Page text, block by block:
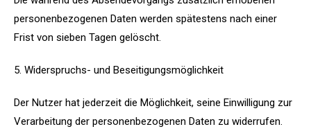
personenbezogenen Daten werden spätestens nach einer
Frist von sieben Tagen gelöscht.
5. Widerspruchs- und Beseitigungsmöglichkeit
Der Nutzer hat jederzeit die Möglichkeit, seine Einwilligung zur
Verarbeitung der personenbezogenen Daten zu widerrufen.